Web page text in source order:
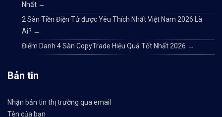
Nhất →
2 Sàn Tiền Điện Tử được Yêu Thích Nhất Việt Nam 2026 Là
Ai? →
Điểm Danh 4 Sàn CopyTrade Hiệu Quả Tốt Nhất 2026 →
Bản tin
Nhận bản tin thị trường qua email
Tên của bạn